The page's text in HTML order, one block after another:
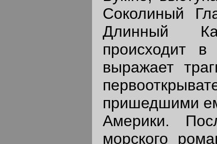
Соколиный
Длинный
происходит
выражает
пришедшими
Америки.
морского